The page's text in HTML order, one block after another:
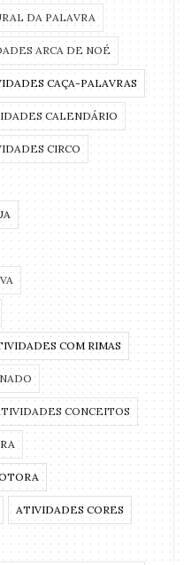
DA PALAVRA
ARCA DE NOÉ
CAÇA-PALAVRAS
CALENDÁRIO
CIRCO
COM RIMAS
CONCEITOS
ATIVIDADES CORES